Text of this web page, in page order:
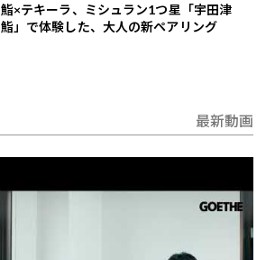
鮨×テキーラ、ミシュラン1つ星「宇田津
鮨」で体験した、大人の新ペアリング
最新動画